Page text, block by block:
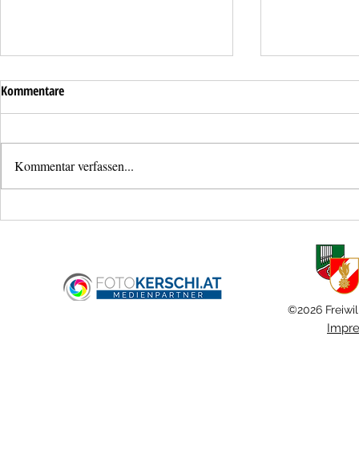
Brandmeldealarm im
Kommentare
Kommentar verfassen...
©2026